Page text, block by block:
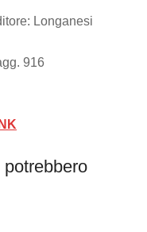
Longanesi
916
potrebbero